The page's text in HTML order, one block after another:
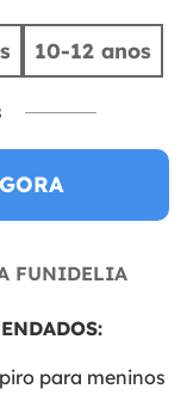
10-12 anos
FUNIDELIA
para meninos